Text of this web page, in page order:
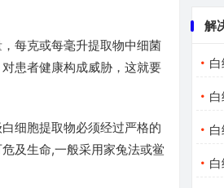
每克或每毫升提取物中细菌
患者健康构成威胁，这就要
细胞提取物必须经过严格的
及生命,一般采用家兔法或鲎
解